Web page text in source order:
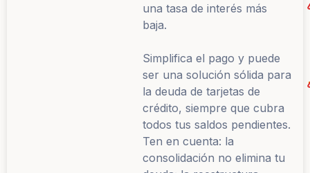
una tasa de interés más
baja.
Simplifica el pago y puede
ser una solución sólida para
la deuda de tarjetas de
crédito, siempre que cubra
todos tus saldos pendientes.
Ten en cuenta: la
consolidación no elimina tu